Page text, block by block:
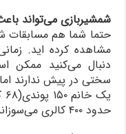
شمشیربازی می‌تواند
حتما شما هم مسابقات
مشاهده کرده اید.
دنبال می‌کنید ممکن
سختی در پیش ندارند
حدود ۴۰۰ کالری می‌سوزاند.